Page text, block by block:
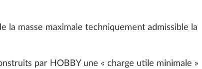
la masse maximale techniquement admissible la
par HOBBY une « charge utile minimale »